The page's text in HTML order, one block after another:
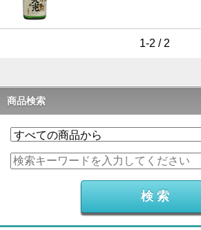
1-2 / 2
商品検索